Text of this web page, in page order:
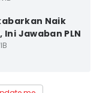
Naik
Ini Jawaban PLN